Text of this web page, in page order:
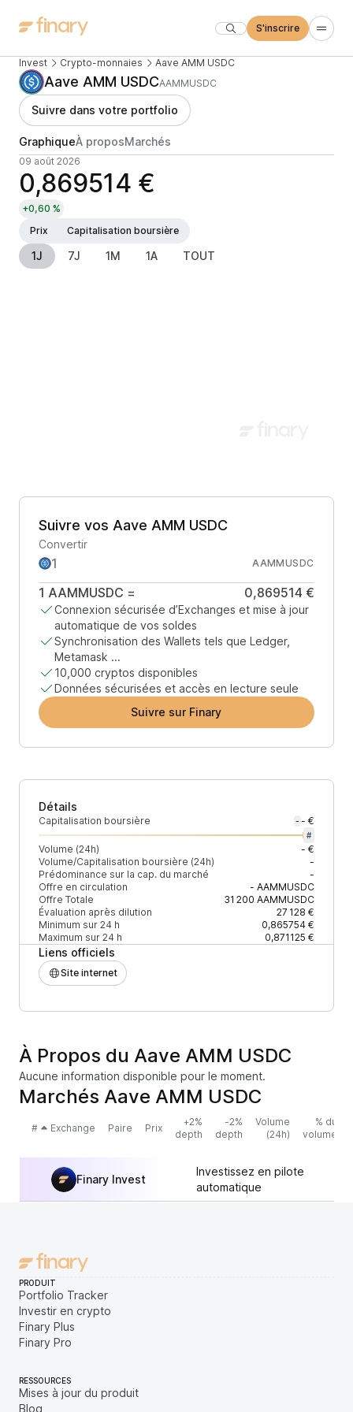
S'inscrire
Invest Crypto-monnaies Aave AMM USDC
Aave AMM USDCAAMMUSDC
Suivre dans votre portfolio
GraphiqueÀ proposMarchés
09 août 2026
0,869514 €
+0,60 %
Prix
Capitalisation boursière
1J 7J 1M 1A TOUT
Suivre vos Aave AMM USDC
Convertir
AAMMUSDC
1 AAMMUSDC = 0,869514 €
Connexion sécurisée d’Exchanges et mise à jour
automatique de vos soldes
Synchronisation des Wallets tels que Ledger,
Metamask ...
10,000 cryptos disponibles
Données sécurisées et accès en lecture seule
Suivre sur Finary
Détails
Capitalisation boursière - - €
#
Volume (24h)
- €
Volume/Capitalisation boursière (24h)
-
Prédominance sur la cap. du marché
-
Offre en circulation
- AAMMUSDC
Offre Totale
31 200 AAMMUSDC
Évaluation après dilution
27 128 €
Minimum sur 24 h
0,865754 €
Maximum sur 24 h
0,871125 €
Liens officiels
Site internet
À Propos du Aave AMM USDC
Aucune information disponible pour le moment.
Marchés Aave AMM USDC
# Exchange Paire Prix
+2%
depth
-2%
depth
Volume
(24h)
% du
volume
Finary Invest
Investissez en pilote
automatique
PRODUIT
Portfolio Tracker
Investir en crypto
Finary Plus
Finary Pro
RESSOURCES
Mises à jour du produit
Blog